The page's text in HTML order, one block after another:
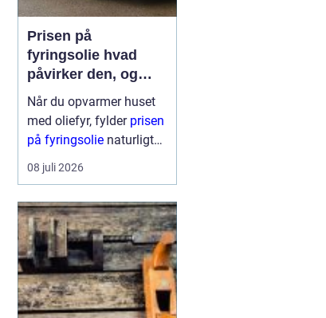
Prisen på
fyringsolie hvad
påvirker den, og
hvordan får du mest
for pengene?
Når du opvarmer huset
med oliefyr, fylder prisen
på fyringsolie naturligt
meget i budgettet.
Mange oplever, at
år til år og nogle gange
fra uge til uge. Derfor
giver det god...
08 juli 2026